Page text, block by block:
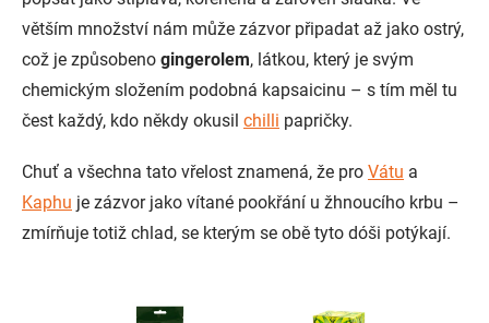
větším množství nám může zázvor připadat až jako ostrý,
což je způsobeno gingerolem, látkou, který je svým
chemickým složením podobná kapsaicinu – s tím měl tu
čest každý, kdo někdy okusil chilli papričky.
Chuť a všechna tato vřelost znamená, že pro Vátu a
Kaphu je zázvor jako vítané pookřání u žhnoucího krbu –
zmírňuje totiž chlad, se kterým se obě tyto dóši potýkají.